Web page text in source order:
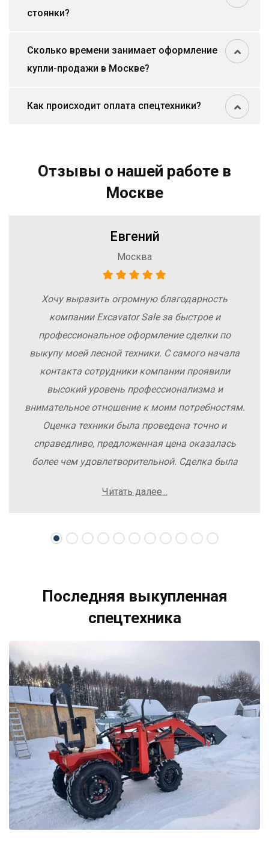
стоянки?
Сколько времени занимает оформление
купли-продажи в Москве?
Как происходит оплата спецтехники?
Отзывы о нашей работе в
Москве
Евгений
Москва
Хочу выразить огромную благодарность
компании Excavator Sale за быстрое и
профессиональное оформление сделки по
выкупу моей лесной техники. С самого начала
контакта сотрудники компании проявили
высокий уровень профессионализма и
внимательное отношение к моим потребностям.
Оценка техники была проведена точно и
справедливо, предложенная цена оказалась
более чем удовлетворительной. Сделка была
осложнений. Рекомендую компанию Excavator
свою спецтехнику.
Читать далее...
Последняя выкупленная
спецтехника